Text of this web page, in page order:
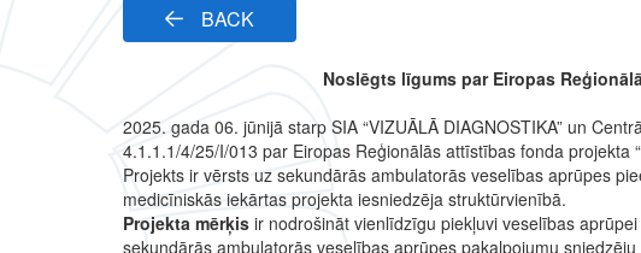
BACK
Noslēgts līgums par Eiropas
2025. gada 06. jūnijā starp SIA “VIZUĀLĀ DIAGNOSTIKA” un
4.1.1.1/4/25/I/013 par Eiropas Reģionālās attīstības fonda projekta
Projekts ir vērsts uz sekundārās ambulatorās veselības aprūpes
medicīniskās iekārtas projekta iesniedzēja struktūrvienībā.
Projekta mērķis ir nodrošināt vienlīdzīgu piekļuvi veselības
sekundārās ambulatorās veselības aprūpes pakalpojumu